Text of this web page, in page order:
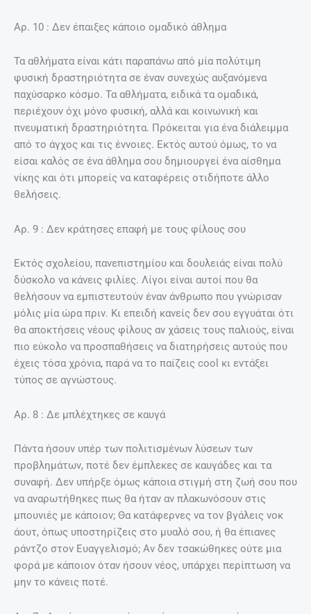
Aρ. 10 : Δεν έπαιξες κάποιο ομαδικό άθλημα
Τα αθλήματα είναι κάτι παραπάνω από μία πολύτιμη
φυσική δραστηριότητα σε έναν συνεχώς αυξανόμενα
παχύσαρκο κόσμο. Τα αθλήματα, ειδικά τα ομαδικά,
περιέχουν όχι μόνο φυσική, αλλά και κοινωνική και
πνευματική δραστηριότητα. Πρόκειται για ένα διάλειμμα
από το άγχος και τις έννοιες. Εκτός αυτού όμως, το να
είσαι καλός σε ένα άθλημα σου δημιουργεί ένα αίσθημα
νίκης και ότι μπορείς να καταφέρεις οτιδήποτε άλλο
θελήσεις.
Aρ. 9 : Δεν κράτησες επαφή με τους φίλους σου
Εκτός σχολείου, πανεπιστημίου και δουλειάς είναι πολύ
δύσκολο να κάνεις φιλίες. Λίγοι είναι αυτοί που θα
θελήσουν να εμπιστευτούν έναν άνθρωπο που γνώρισαν
μόλις μία ώρα πριν. Κι επειδή κανείς δεν σου εγγυάται ότι
θα αποκτήσεις νέους φίλους αν χάσεις τους παλιούς, είναι
πιο εύκολο να προσπαθήσεις να διατηρήσεις αυτούς που
έχεις τόσα χρόνια, παρά να το παίζεις cool κι εντάξει
τύπος σε αγνώστους.
Aρ. 8 : Δε μπλέχτηκες σε καυγά
Πάντα ήσουν υπέρ των πολιτισμένων λύσεων των
προβλημάτων, ποτέ δεν έμπλεκες σε καυγάδες και τα
συναφή. Δεν υπήρξε όμως κάποια στιγμή στη ζωή σου που
να αναρωτήθηκες πως θα ήταν αν πλακωνόσουν στις
μπουνιές με κάποιον; Θα κατάφερνες να τον βγάλεις νοκ
άουτ, όπως υποστηρίζεις στο μυαλό σου, ή θα έπιανες
ράντζο στον Ευαγγελισμό; Αν δεν τσακώθηκες ούτε μια
φορά με κάποιον όταν ήσουν νέος, υπάρχει περίπτωση να
μην το κάνεις ποτέ.